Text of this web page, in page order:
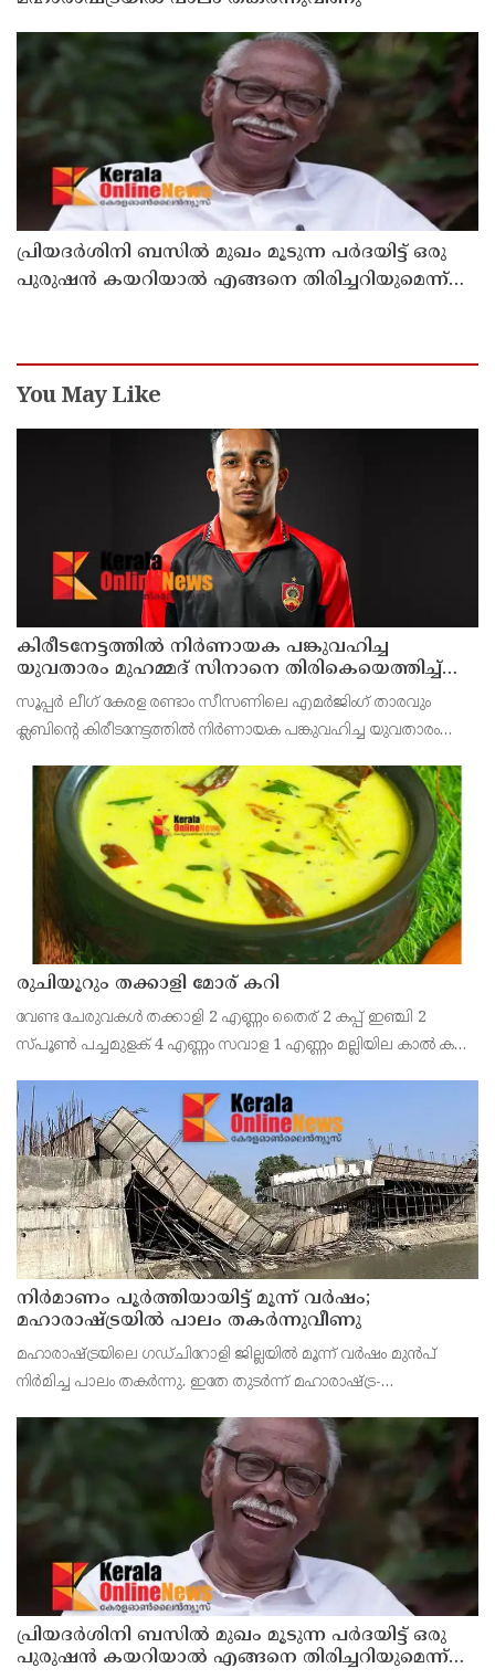
പ്രിയദർശിനി ബസിൽ മുഖം മൂടുന്ന പർദയിട്ട് ഒരു
പുരുഷൻ കയറിയാൽ എങ്ങനെ തിരിച്ചറിയുമെന്ന്
You May Like
കിരീടനേട്ടത്തില്‍ നിര്‍ണായക പങ്കുവഹിച്ച
യുവതാരം മുഹമ്മദ് സിനാനെ തിരികെയെത്തിച്ച്
കണ്ണൂര്‍ വാരിയേഴ്സ് എഫ്സി
സൂപ്പര്‍ ലീഗ് കേരള രണ്ടാം സീസണിലെ എമര്‍ജിംഗ് താരവും
ക്ലബിന്റെ കിരീടനേട്ടത്തില്‍ നിര്‍ണായക പങ്കുവഹിച്ച യുവതാരം
എഫ്സി. സൂപ്പര്‍ ലീഗ് കിരീട നേട്ടത്തി
രുചിയൂറും തക്കാളി മോര് കറി
വേണ്ട ചേരുവകൾ തക്കാളി 2 എണ്ണം തൈര് 2 കപ്പ് ഇഞ്ചി 2
സ്പൂൺ പച്ചമുളക് 4 എണ്ണം സവാള 1 എണ്ണം മല്ലിയില കാൽ കപ്പ്
കറിവേപ്പില 2 തണ്ട് തയ്യാറാക്കുന്ന വിധം തക്കാ
നിർമാണം പൂർത്തിയായിട്ട് മൂന്ന് വർഷം;
മഹാരാഷ്ട്രയിൽ പാലം തകർന്നുവീണു
മഹാരാഷ്ട്രയിലെ ഗഡ്ചിറോളി ജില്ലയിൽ മൂന്ന് വർഷം മുൻപ്
നിർമിച്ച പാലം തകർന്നു. ഇതേ തുടർന്ന് മഹാരാഷ്ട്ര-
ഗതാഗതം നിലച്ചു. ബന്ദിയ നദിക്ക് കുറുകെ നിർമിച്ച 10
പ്രിയദർശിനി ബസിൽ മുഖം മൂടുന്ന പർദയിട്ട് ഒരു
പുരുഷൻ കയറിയാൽ എങ്ങനെ തിരിച്ചറിയുമെന്ന്